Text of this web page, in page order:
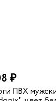
₽
ПВХ